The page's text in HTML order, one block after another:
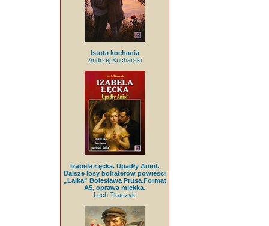
Istota kochania
Andrzej Kucharski
Izabela Łęcka. Upadły Anioł.
Dalsze losy bohaterów powieści
„Lalka” Bolesława Prusa.Format
A5, oprawa miękka.
Lech Tkaczyk